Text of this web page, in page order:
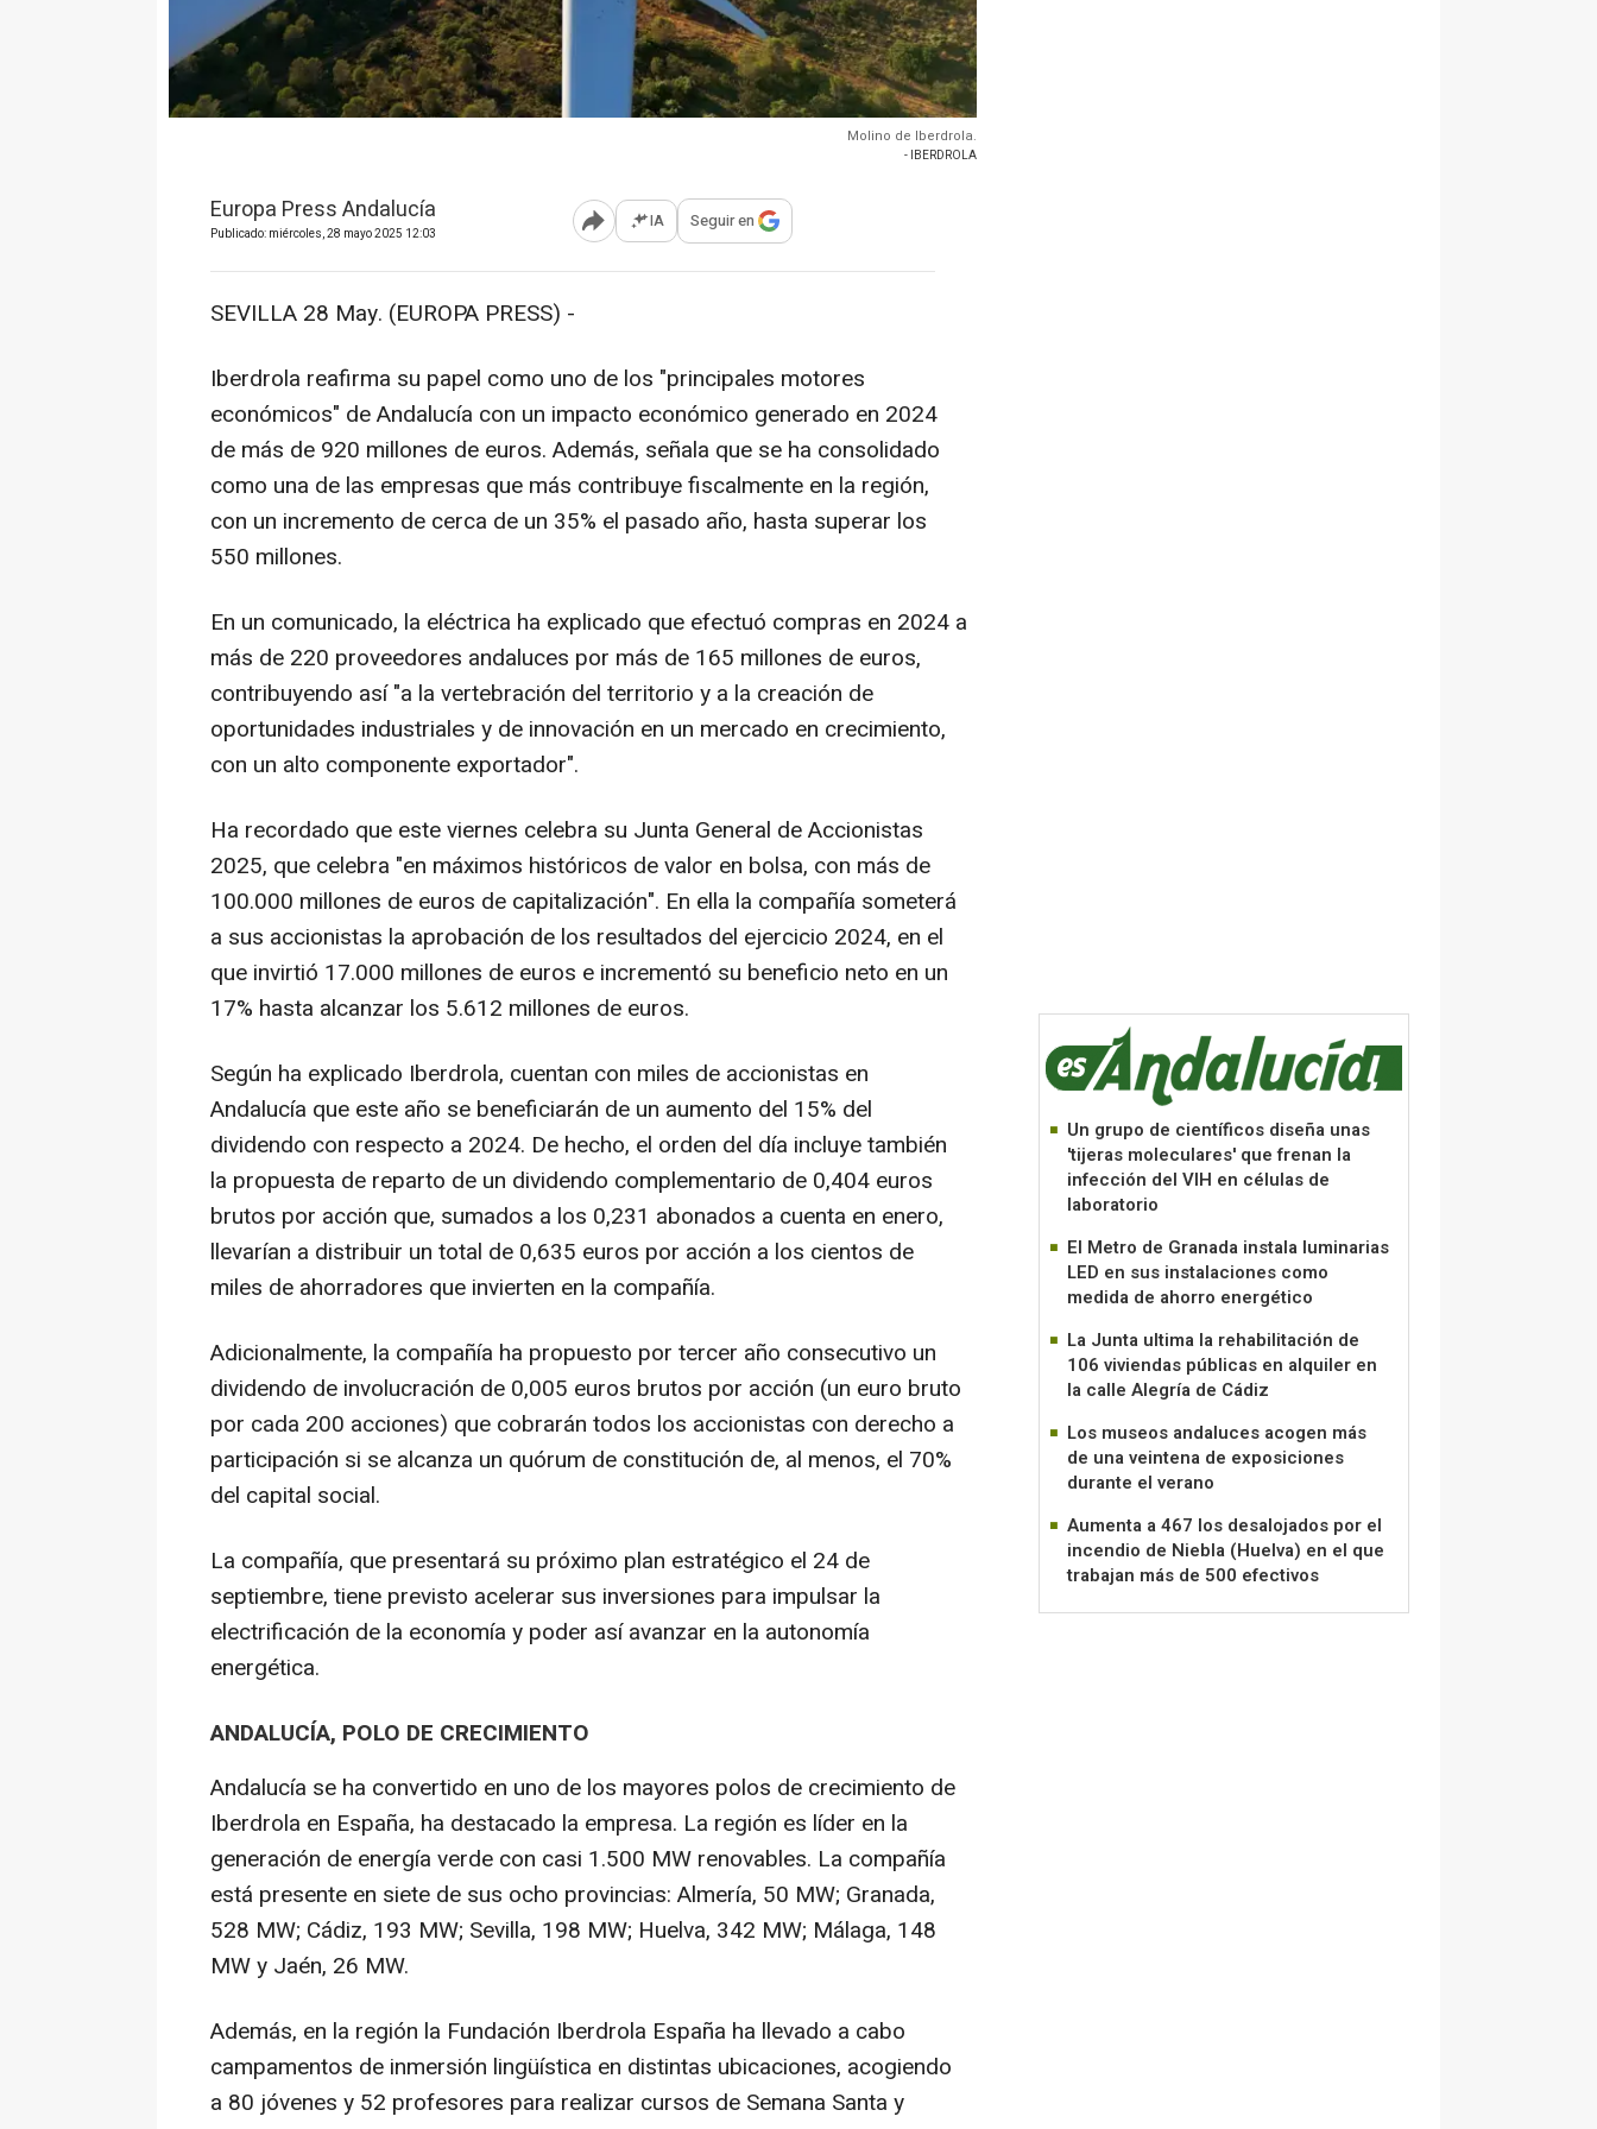
Molino de Iberdrola.
- IBERDROLA
Europa Press Andalucía
Publicado: miércoles, 28 mayo 2025 12:03 Abrir opciones para compartir
IA Seguir en
SEVILLA 28 May. (EUROPA PRESS) -
Iberdrola reafirma su papel como uno de los "principales motores
económicos" de Andalucía con un impacto económico generado en 2024
de más de 920 millones de euros. Además, señala que se ha consolidado
como una de las empresas que más contribuye fiscalmente en la región,
con un incremento de cerca de un 35% el pasado año, hasta superar los
550 millones.
En un comunicado, la eléctrica ha explicado que efectuó compras en 2024 a
más de 220 proveedores andaluces por más de 165 millones de euros,
contribuyendo así "a la vertebración del territorio y a la creación de
oportunidades industriales y de innovación en un mercado en crecimiento,
con un alto componente exportador".
Ha recordado que este viernes celebra su Junta General de Accionistas
2025, que celebra "en máximos históricos de valor en bolsa, con más de
100.000 millones de euros de capitalización". En ella la compañía someterá
a sus accionistas la aprobación de los resultados del ejercicio 2024, en el
que invirtió 17.000 millones de euros e incrementó su beneficio neto en un
17% hasta alcanzar los 5.612 millones de euros.
Según ha explicado Iberdrola, cuentan con miles de accionistas en
Andalucía que este año se beneficiarán de un aumento del 15% del
dividendo con respecto a 2024. De hecho, el orden del día incluye también
la propuesta de reparto de un dividendo complementario de 0,404 euros
brutos por acción que, sumados a los 0,231 abonados a cuenta en enero,
llevarían a distribuir un total de 0,635 euros por acción a los cientos de
miles de ahorradores que invierten en la compañía.
Adicionalmente, la compañía ha propuesto por tercer año consecutivo un
dividendo de involucración de 0,005 euros brutos por acción (un euro bruto
por cada 200 acciones) que cobrarán todos los accionistas con derecho a
participación si se alcanza un quórum de constitución de, al menos, el 70%
del capital social.
La compañía, que presentará su próximo plan estratégico el 24 de
septiembre, tiene previsto acelerar sus inversiones para impulsar la
electrificación de la economía y poder así avanzar en la autonomía
energética.
ANDALUCÍA, POLO DE CRECIMIENTO
Andalucía se ha convertido en uno de los mayores polos de crecimiento de
Iberdrola en España, ha destacado la empresa. La región es líder en la
generación de energía verde con casi 1.500 MW renovables. La compañía
está presente en siete de sus ocho provincias: Almería, 50 MW; Granada,
528 MW; Cádiz, 193 MW; Sevilla, 198 MW; Huelva, 342 MW; Málaga, 148
MW y Jaén, 26 MW.
Además, en la región la Fundación Iberdrola España ha llevado a cabo
campamentos de inmersión lingüística en distintas ubicaciones, acogiendo
a 80 jóvenes y 52 profesores para realizar cursos de Semana Santa y
Un grupo de científicos diseña unas
'tijeras moleculares' que frenan la
infección del VIH en células de
laboratorio
El Metro de Granada instala luminarias
LED en sus instalaciones como
medida de ahorro energético
La Junta ultima la rehabilitación de
106 viviendas públicas en alquiler en
la calle Alegría de Cádiz
Los museos andaluces acogen más
de una veintena de exposiciones
durante el verano
Aumenta a 467 los desalojados por el
incendio de Niebla (Huelva) en el que
trabajan más de 500 efectivos